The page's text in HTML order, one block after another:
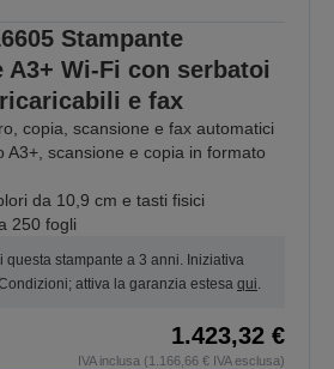
Stampante
Wi-Fi con serbatoi
e fax
copia, scansione e fax automatici
A3+, scansione e copia in formato
da 10,9 cm e tasti fisici
250 fogli
questa stampante a 3 anni. Iniziativa
attiva la garanzia estesa qui.
1.423,32 €
IVA inclusa (1.166,66 € IVA esclusa)